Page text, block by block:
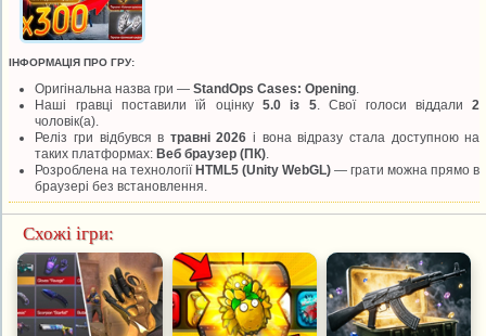
ІНФОРМАЦІЯ ПРО ГРУ:
Оригінальна назва гри —StandOps Cases: Opening
Наші гравці поставили їй оцінку5.0 із 5. Свої голоси віддали2
чоловік(а).
Реліз гри відбувся в травні 2026 і вона відразу стала доступною на
таких платформах:Веб браузер (ПК)
Розроблена на технологіїHTML5 (Unity WebGL) — грати можна прямо в
браузері без встановлення.
Схожі ігри: